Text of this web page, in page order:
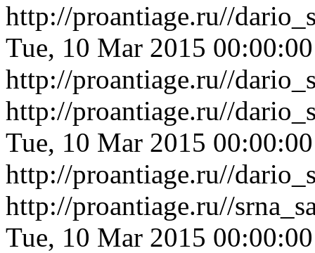
http://proantiage.ru//
Tue, 10 Mar 2015
http://proantiage.ru//
http://proantiage.ru//
Tue, 10 Mar 2015
http://proantiage.ru//
http://proantiage.ru//
Tue, 10 Mar 2015